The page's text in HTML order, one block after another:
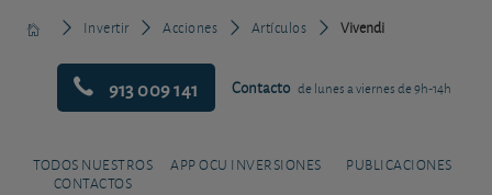
Invertir Acciones Artículos Vivendi
913 009 141 Contacto de lunes a viernes de 9h-14h
TODOS NUESTROS
CONTACTOS
APP OCU INVERSIONES PUBLICACIONES